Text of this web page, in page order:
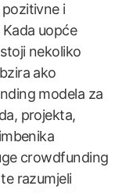
i
uopće
nekoliko
ako
modela za
projekta,
crowdfunding
razumjeli